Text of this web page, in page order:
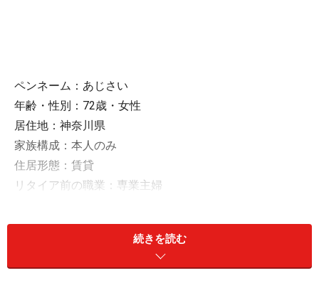
ペンネーム：あじさい
年齢・性別：72歳・女性
居住地：神奈川県
家族構成：本人のみ
住居形態：賃貸
リタイア前の職業：専業主婦
現預金：800万円
続きを読む